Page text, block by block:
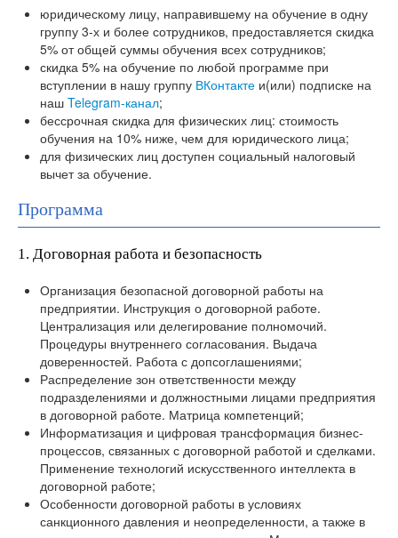
юридическому лицу, направившему на обучение в одну
группу 3-х и более сотрудников, предоставляется скидка
5% от общей суммы обучения всех сотрудников;
скидка 5% на обучение по любой программе при
вступлении в нашу группу ВКонтакте и(или) подписке на
наш Telegram-канал;
бессрочная скидка для физических лиц: стоимость
обучения на 10% ниже, чем для юридического лица;
для физических лиц доступен социальный налоговый
вычет за обучение.
Программа
1. Договорная работа и безопасность
Организация безопасной договорной работы на
предприятии. Инструкция о договорной работе.
Централизация или делегирование полномочий.
Процедуры внутреннего согласования. Выдача
доверенностей. Работа с допсоглашениями;
Распределение зон ответственности между
подразделениями и должностными лицами предприятия
в договорной работе. Матрица компетенций;
Информатизация и цифровая трансформация бизнес-
процессов, связанных с договорной работой и сделками.
Применение технологий искусственного интеллекта в
договорной работе;
Особенности договорной работы в условиях
санкционного давления и неопределенности, а также в